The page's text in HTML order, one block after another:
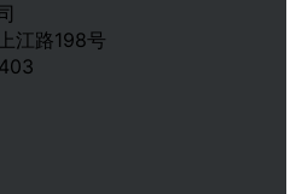
江路198号